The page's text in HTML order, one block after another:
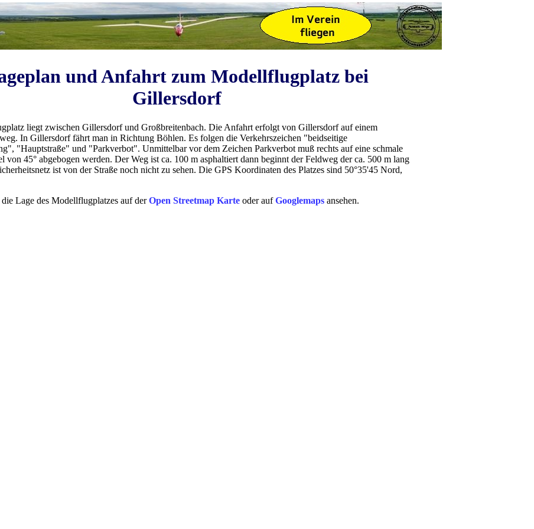
und Anfahrt zum Modellflugplatz bei
Gillersdorf
liegt zwischen Gillersdorf und Großbreitenbach. Die Anfahrt erfolgt von Gillersdorf auf einem
In Gillersdorf fährt man in Richtung Böhlen. Es folgen die Verkehrszeichen "beidseitige
"Hauptstraße" und "Parkverbot". Unmittelbar vor dem Zeichen Parkverbot muß rechts auf eine schmale
von 45° abgebogen werden. Der Weg ist ca. 100 m asphaltiert dann beginnt der Feldweg der ca. 500 m lang
ist von der Straße noch nicht zu sehen. Die GPS Koordinaten des Platzes sind 50°35'45 Nord,
Lage des Modellflugplatzes auf derOpen Streetmap Karte oder aufGooglemaps ansehen.